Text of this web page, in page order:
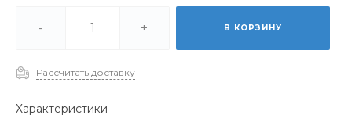
- + В КОРЗИНУ
Рассчитать доставку
Характеристики